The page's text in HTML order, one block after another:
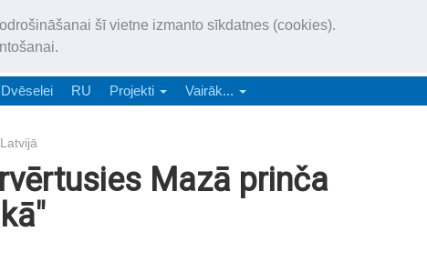
šī vietne izmanto sīkdatnes (cookies).
„Latgales Laiks” latviešu valodā aptver Daugavpils valstspilsētu,
Dvēselei RU Projekti Vairāk...
Mazā prinča